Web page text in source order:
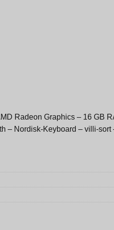
Radeon Graphics – 16 GB
– Nordisk-Keyboard – villi-sort